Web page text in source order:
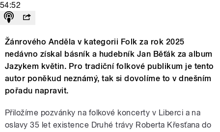
54:52
Žánrového Anděla v kategorii Folk za rok 2025
nedávno získal básník a hudebník Jan Běťák za album
Jazykem květin. Pro tradiční folkové publikum je tento
autor poněkud neznámý, tak si dovolíme to v dnešním
pořadu napravit.
Přiložíme pozvánky na folkové koncerty v Liberci a na
oslavy 35 let existence Druhé trávy Roberta Křesťana do